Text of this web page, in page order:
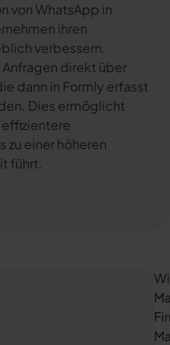
von WhatsApp in
ihren
verbessern.
direkt über
dann in Formly erfasst
Dies ermöglicht
zu einer höheren
führt.